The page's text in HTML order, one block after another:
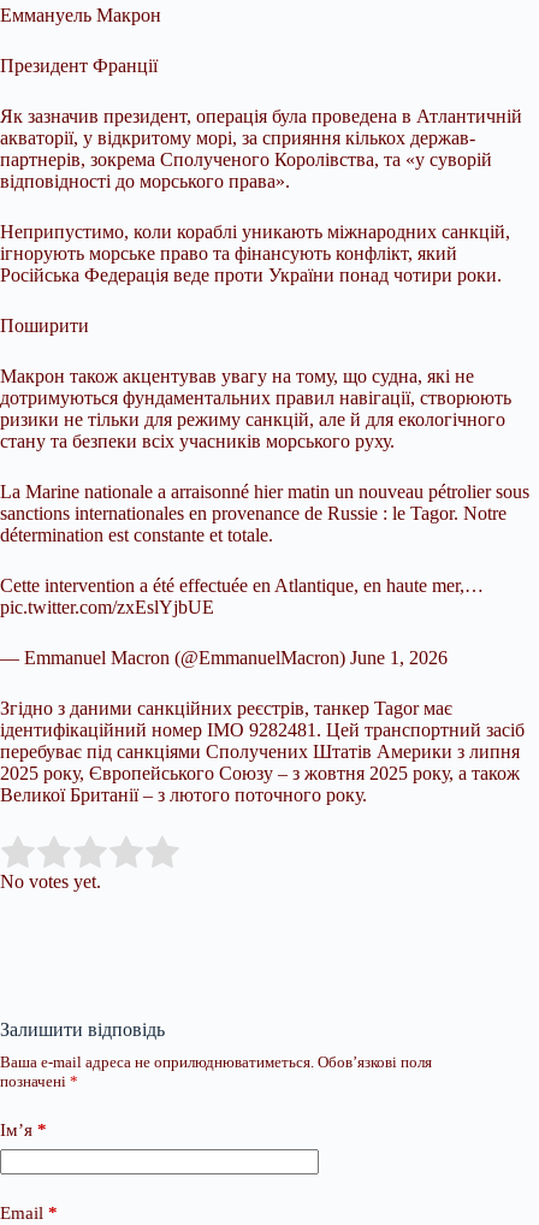
Еммануель Макрон
Президент Франції
Як зазначив президент, операція була проведена в Атлантичній
акваторії, у відкритому морі, за сприяння кількох держав-
партнерів, зокрема Сполученого Королівства, та «у суворій
відповідності до морського права».
Неприпустимо, коли кораблі уникають міжнародних санкцій,
ігнорують морське право та фінансують конфлікт, який
Російська Федерація веде проти України понад чотири роки.
Поширити
Макрон також акцентував увагу на тому, що судна, які не
дотримуються фундаментальних правил навігації, створюють
ризики не тільки для режиму санкцій, але й для екологічного
стану та безпеки всіх учасників морського руху.
La Marine nationale a arraisonné hier matin un nouveau pétrolier sous
sanctions internationales en provenance de Russie : le Tagor. Notre
détermination est constante et totale.
Cette intervention a été effectuée en Atlantique, en haute mer,…
pic.twitter.com/zxEslYjbUE
— Emmanuel Macron (@EmmanuelMacron) June 1, 2026
Згідно з даними санкційних реєстрів, танкер Tagor має
ідентифікаційний номер IMO 9282481. Цей транспортний засіб
перебуває під санкціями Сполучених Штатів Америки з липня
2025 року, Європейського Союзу – з жовтня 2025 року, а також
Великої Британії – з лютого поточного року.
Rate this item:
No votes yet.
Залишити відповідь
Ваша e-mail адреса не оприлюднюватиметься. Обов’язкові поля
позначені *
Ім’я *
Email *